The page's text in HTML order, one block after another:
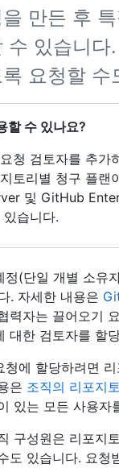
만든 후
수 있습니
요청할 수
할 수 있나요?
청 검토자를 추
토리별 청구 플
및 GitHub
습니다.
정(단일 개별 소유
. 자세한 내용은
력자는 끌어오기
대한 검토자를 할
청에 할당하려면
은 조직의 리포지
있는 모든 사용자
구성원은 리포지
도 있습니다. 요